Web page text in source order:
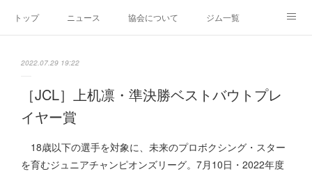
トップ ニュース 協会について ジム一覧
2022.07.29 19:22
［JCL］上机凛・準決勝ベストバウトプレ
イヤー賞
18歳以下の選手を対象に、未来のプロボクシング・スター
を育むジュニアチャンピオンズリーグ。7月10日・2022年度